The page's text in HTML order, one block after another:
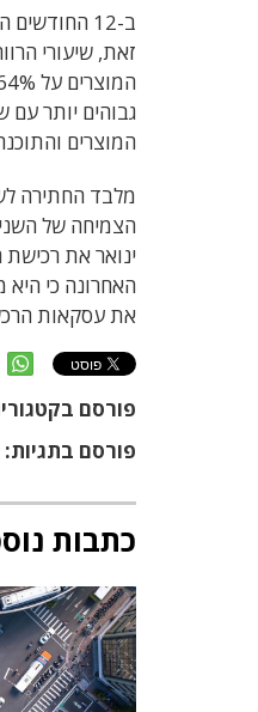
גבוהים יותר
המוצרים
מלבד החתירה
הצמיחה של
האחרונה כי
את עסקאות
פורסם
פורסם בתגיות:
כתבות